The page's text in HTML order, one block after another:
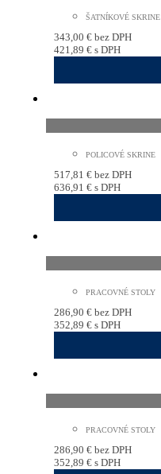
ŠATNÍKOVÉ SKRINE
343,00 € bez DPH
421,89 € s DPH
POLICOVÉ SKRINE
517,81 € bez DPH
636,91 € s DPH
PRACOVNÉ STOLY
286,90 € bez DPH
352,89 € s DPH
PRACOVNÉ STOLY
286,90 € bez DPH
352,89 € s DPH